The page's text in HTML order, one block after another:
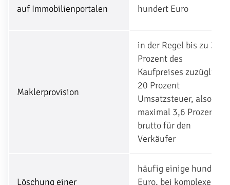
aufImmobilienportalen
hundert Euro
Maklerprovision
in der Regel bis zu 3
Prozent des
Kaufpreises zuzüglich
20 Prozent
Umsatzsteuer, also
maximal 3,6 Prozent
brutto für den
Verkäufer
Löschung einer
häufig einige hundert
Euro, bei komplexeren